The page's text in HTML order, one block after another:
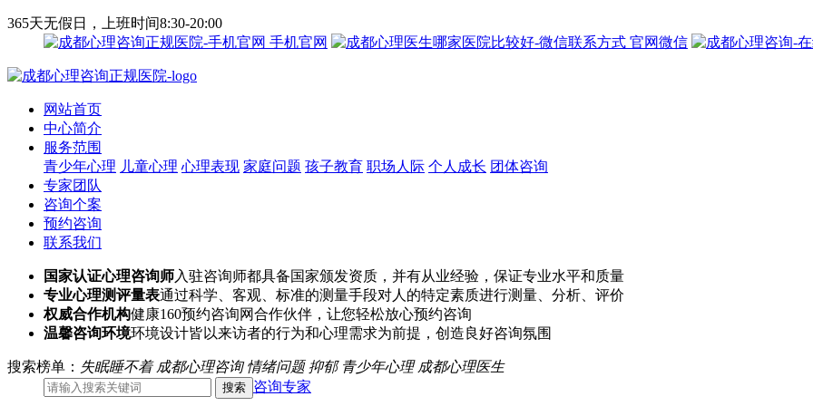
365天无假日，上班时间8:30-20:00
手机官网
官网微信
网站首页
中心简介
服务范围
青少年心理 儿童心理 心理表现 家庭问题 孩子教育 职场人际 个人成长 团体咨询
专家团队
咨询个案
预约咨询
联系我们
国家认证心理咨询师入驻咨询师都具备国家颁发资质，并有从业经验，保证专业水平和质量
专业心理测评量表通过科学、客观、标准的测量手段对人的特定素质进行测量、分析、评价
权威合作机构健康160预约咨询网合作伙伴，让您轻松放心预约咨询
温馨咨询环境环境设计皆以来访者的行为和心理需求为前提，创造良好咨询氛围
搜索榜单： 失眠睡不着 成都心理咨询 情绪问题 抑郁 青少年心理 成都心理医生
咨询专家